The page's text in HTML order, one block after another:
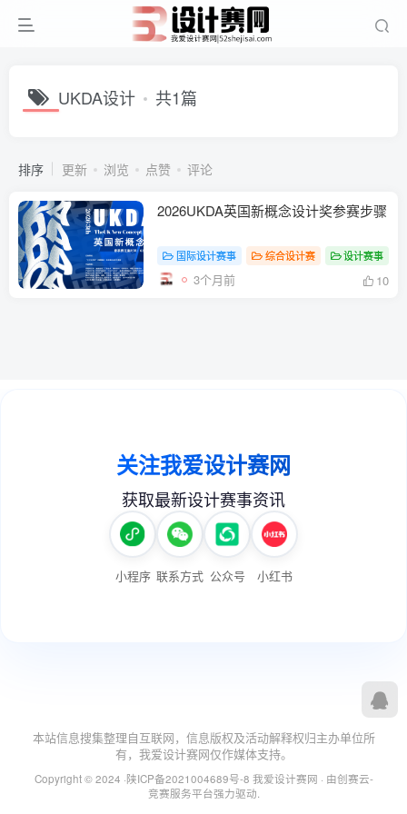
UKDA设计 共1篇
排序 更新 浏览 点赞 评论
2026UKDA英国新概念设计奖参赛步骤
国际设计赛事 综合设计赛 设计赛事
3个月前 10
本站信息搜集整理自互联网，信息版权及活动解释权归主办单位所
有，我爱设计赛网仅作媒体支持。
Copyright © 2024 ·陕ICP备2021004689号-8 我爱设计赛网 · 由创赛云-
竞赛服务平台强力驱动.